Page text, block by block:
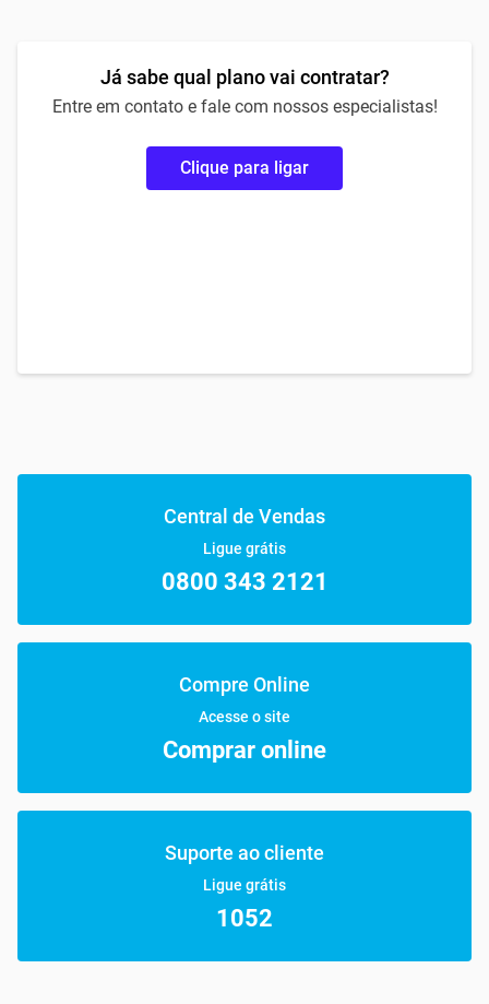
Já sabe qual plano vai contratar?
Entre em contato e fale com nossos especialistas!
Clique para ligar
Central de Vendas
Ligue grátis
0800 343 2121
Compre Online
Acesse o site
Comprar online
Suporte ao cliente
Ligue grátis
1052